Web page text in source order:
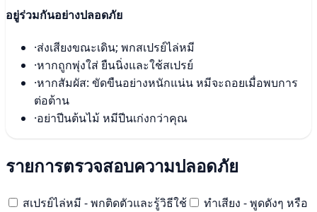
อยู่ร่วมกันอย่างปลอดภัย
·ส่งเสียงขณะเดิน; พกสเปรย์ไล่หมี
·หากถูกพุ่งใส่ ยืนนิ่งและใช้สเปรย์
·หากสัมผัส: ขัดขืนอย่างหนักแน่น หมีจะถอยเมื่อพบการ
ต่อต้าน
·อย่าปีนต้นไม้ หมีปีนเก่งกว่าคุณ
รายการตรวจสอบความปลอดภัย
สเปรย์ไล่หมี - พกติดตัวและรู้วิธีใช้
ทำเสียง - พูดดังๆ หรือ